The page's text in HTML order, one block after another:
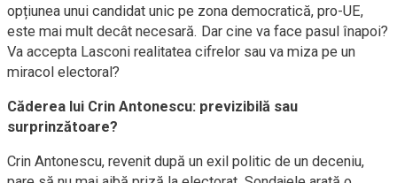
opțiunea unui candidat unic pe zona democratică, pro-UE,
este mai mult decât necesară. Dar cine va face pasul înapoi?
Va accepta Lasconi realitatea cifrelor sau va miza pe un
miracol electoral?
Căderea lui Crin Antonescu: previzibilă sau
surprinzătoare?
Crin Antonescu, revenit după un exil politic de un deceniu,